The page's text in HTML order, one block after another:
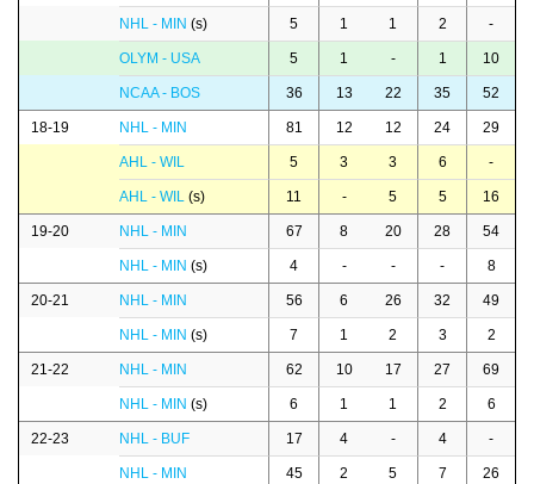
NHL - MIN (s) 5 1 1 2 -
OLYM - USA 5 1 - 1 10
NCAA - BOS 36 13 22 35 52
18-19 NHL - MIN 81 12 12 24 29
AHL - WIL 5 3 3 6 -
AHL - WIL (s) 11 - 5 5 16
19-20 NHL - MIN 67 8 20 28 54
NHL - MIN (s) 4 - - - 8
20-21 NHL - MIN 56 6 26 32 49
NHL - MIN (s) 7 1 2 3 2
21-22 NHL - MIN 62 10 17 27 69
NHL - MIN (s) 6 1 1 2 6
22-23 NHL - BUF 17 4 - 4 -
NHL - MIN 45 2 5 7 26